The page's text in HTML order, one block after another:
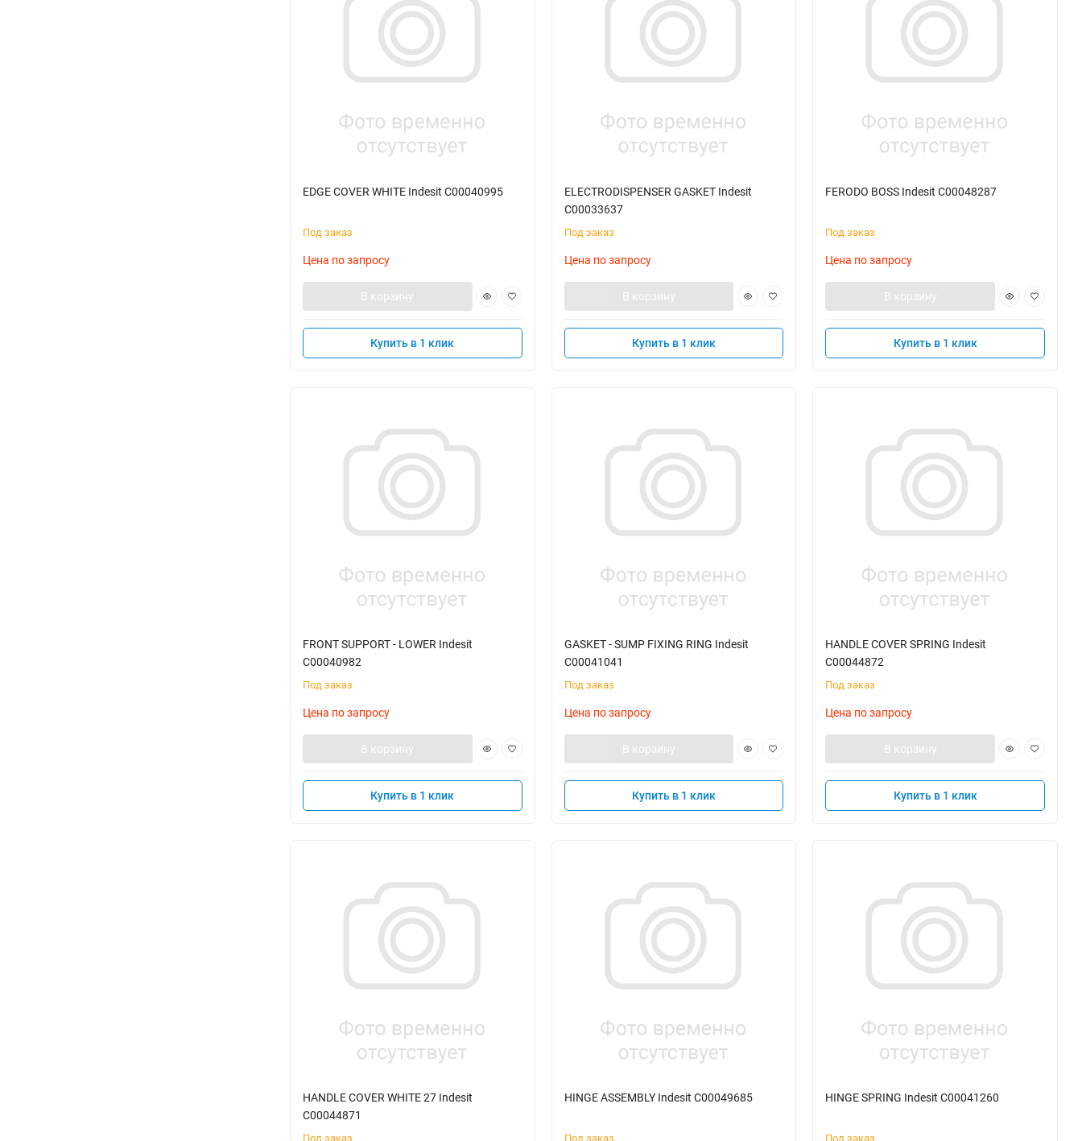
EDGE COVER WHITE Indesit C00040995
Под заказ
Цена по запросу
В корзину
Купить в 1 клик
ELECTRODISPENSER GASKET Indesit
C00033637
Под заказ
Цена по запросу
В корзину
Купить в 1 клик
FERODO BOSS Indesit C00048287
Под заказ
Цена по запросу
В корзину
Купить в 1 клик
FRONT SUPPORT - LOWER Indesit
C00040982
Под заказ
Цена по запросу
В корзину
Купить в 1 клик
GASKET - SUMP FIXING RING Indesit
C00041041
Под заказ
Цена по запросу
В корзину
Купить в 1 клик
HANDLE COVER SPRING Indesit
C00044872
Под заказ
Цена по запросу
В корзину
Купить в 1 клик
HANDLE COVER WHITE 27 Indesit
C00044871
Под заказ
HINGE ASSEMBLY Indesit C00049685
Под заказ
HINGE SPRING Indesit C00041260
Под заказ